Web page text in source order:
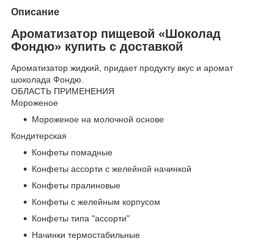
Описание
Ароматизатор пищевой «Шоколад
Фондю» купить с доставкой
Ароматизатор жидкий, придает продукту вкус и аромат
шоколада Фондю.
ОБЛАСТЬ ПРИМЕНЕНИЯ
Мороженое
Мороженое на молочной основе
Кондитерская
Конфеты помадные
Конфеты ассорти с желейной начинкой
Конфеты пралиновые
Конфеты с желейным корпусом
Конфеты типа "ассорти"
Начинки термостабильные